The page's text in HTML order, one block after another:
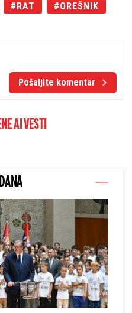
RAT OREŠNIK
Pošaljite komentar
AI VESTI